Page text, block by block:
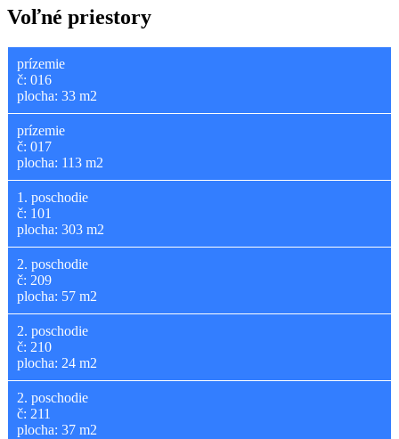
Voľné priestory
prízemie
č: 016
plocha: 33 m2
prízemie
č: 017
plocha: 113 m2
1. poschodie
č: 101
plocha: 303 m2
2. poschodie
č: 209
plocha: 57 m2
2. poschodie
č: 210
plocha: 24 m2
2. poschodie
č: 211
plocha: 37 m2